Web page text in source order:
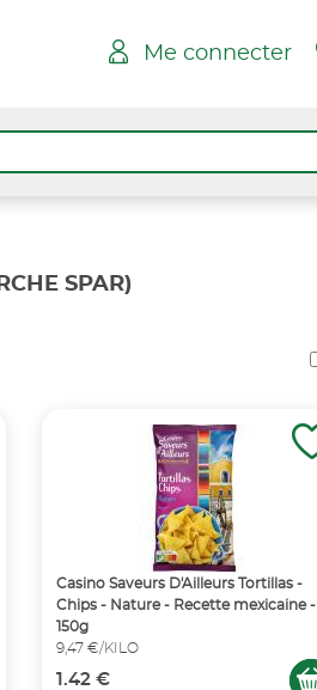
Me connecter
SPAR)
Casino Saveurs D'Ailleurs Tortillas -
Chips - Nature - Recette mexicaine -
150g
9,47 €/KILO
1.42 €